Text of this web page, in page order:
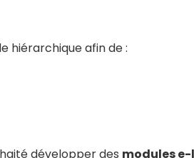
hiérarchique afin de :
développer des modules